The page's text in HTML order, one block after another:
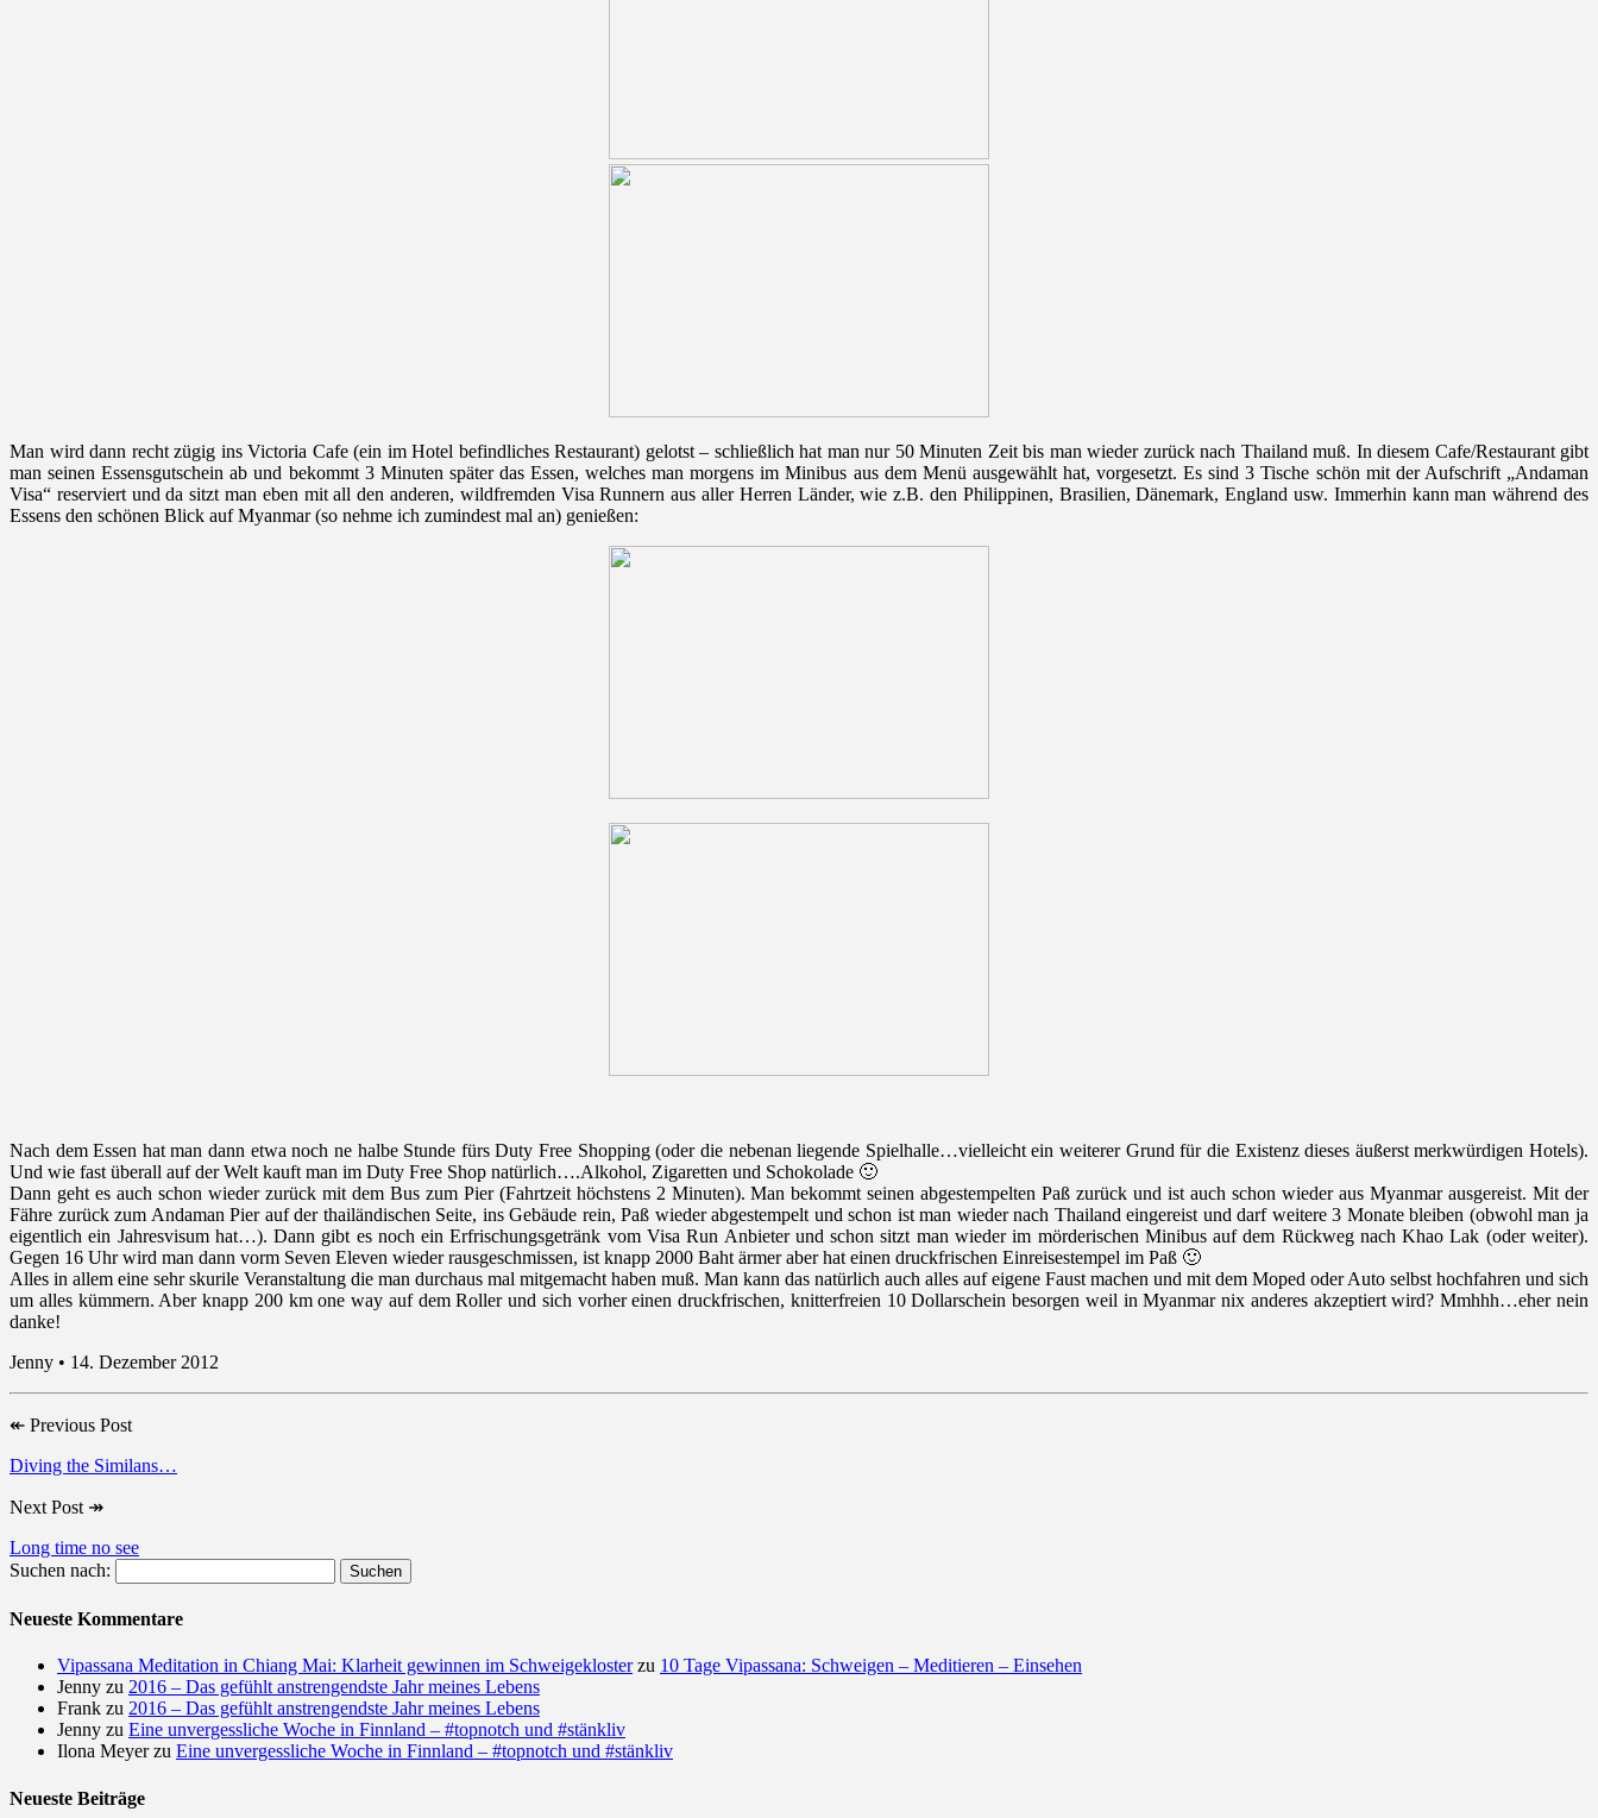
Man wird dann recht zügig ins Victoria Cafe (ein im Hotel befindliches Restaurant) gelotst – schließlich hat man nur 50 Minuten Zeit bis man wieder zurück nach Thailand muß. In diesem Cafe/Restaurant gibt
man seinen Essensgutschein ab und bekommt 3 Minuten später das Essen, welches man morgens im Minibus aus dem Menü ausgewählt hat, vorgesetzt. Es sind 3 Tische schön mit der Aufschrift „Andaman
Visa“ reserviert und da sitzt man eben mit all den anderen, wildfremden Visa Runnern aus aller Herren Länder, wie z.B. den Philippinen, Brasilien, Dänemark, England usw. Immerhin kann man während des
Essens den schönen Blick auf Myanmar (so nehme ich zumindest mal an) genießen:
Nach dem Essen hat man dann etwa noch ne halbe Stunde fürs Duty Free Shopping (oder die nebenan liegende Spielhalle…vielleicht ein weiterer Grund für die Existenz dieses äußerst merkwürdigen Hotels).
Und wie fast überall auf der Welt kauft man im Duty Free Shop natürlich….Alkohol, Zigaretten und Schokolade 🙂
Dann geht es auch schon wieder zurück mit dem Bus zum Pier (Fahrtzeit höchstens 2 Minuten). Man bekommt seinen abgestempelten Paß zurück und ist auch schon wieder aus Myanmar ausgereist. Mit der
Fähre zurück zum Andaman Pier auf der thailändischen Seite, ins Gebäude rein, Paß wieder abgestempelt und schon ist man wieder nach Thailand eingereist und darf weitere 3 Monate bleiben (obwohl man ja
eigentlich ein Jahresvisum hat…). Dann gibt es noch ein Erfrischungsgetränk vom Visa Run Anbieter und schon sitzt man wieder im mörderischen Minibus auf dem Rückweg nach Khao Lak (oder weiter).
Gegen 16 Uhr wird man dann vorm Seven Eleven wieder rausgeschmissen, ist knapp 2000 Baht ärmer aber hat einen druckfrischen Einreisestempel im Paß 🙂
Alles in allem eine sehr skurile Veranstaltung die man durchaus mal mitgemacht haben muß. Man kann das natürlich auch alles auf eigene Faust machen und mit dem Moped oder Auto selbst hochfahren und sich
um alles kümmern. Aber knapp 200 km one way auf dem Roller und sich vorher einen druckfrischen, knitterfreien 10 Dollarschein besorgen weil in Myanmar nix anderes akzeptiert wird? Mmhhh…eher nein
danke!
Jenny • 14. Dezember 2012
↞ Previous Post
Diving the Similans…
Next Post ↠
Long time no see
Suchen nach:
Neueste Kommentare
Vipassana Meditation in Chiang Mai: Klarheit gewinnen im Schweigeklosterzu 10 Tage Vipassana: Schweigen – Meditieren – Einsehen
Jenny zu 2016 – Das gefühlt anstrengendste Jahr meines Lebens
Frank zu 2016 – Das gefühlt anstrengendste Jahr meines Lebens
Jenny zu Eine unvergessliche Woche in Finnland – #topnotch und #stänkliv
Ilona Meyerzu Eine unvergessliche Woche in Finnland – #topnotch und #stänkliv
Neueste Beiträge